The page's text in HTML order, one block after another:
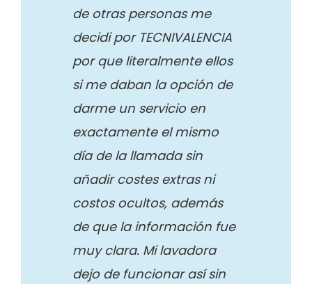
de otras personas me
decidi por TECNIVALENCIA
por que literalmente ellos
si me daban la opción de
darme un servicio en
exactamente el mismo
día de la llamada sin
añadir costes extras ni
costos ocultos, además
de que la información fue
muy clara. Mi lavadora
dejo de funcionar así sin